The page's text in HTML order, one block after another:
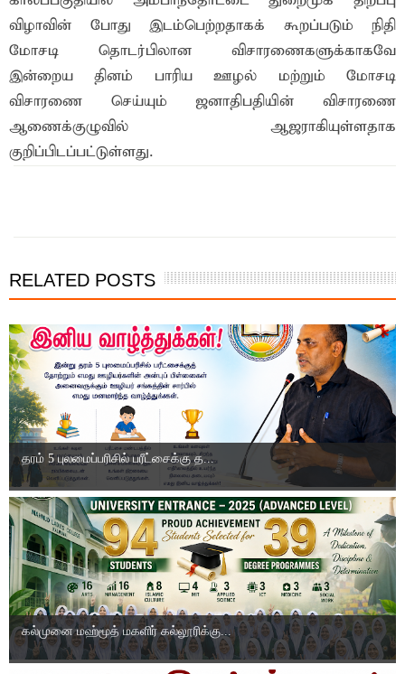
விழாவின் போது இடம்பெற்றதாகக் கூறப்படும் நிதி
மோசடி தொடர்பிலான விசாரணைகளுக்காகவே
இன்றைய தினம் பாரிய ஊழல் மற்றும் மோசடி
விசாரணை செய்யும் ஜனாதிபதியின் விசாரணை
ஆணைக்குழுவில் ஆஜராகியுள்ளதாக
குறிப்பிடப்பட்டுள்ளது.
RELATED POSTS
தரம் 5 புலமைப்பரிசில் பரீட்சைக்கு த...
கல்முனை மஹ்மூத் மகளிர் கல்லூரிக்கு...